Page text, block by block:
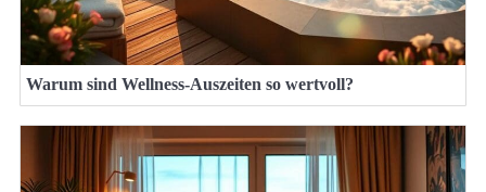
Warum sind Wellness-Auszeiten so wertvoll?